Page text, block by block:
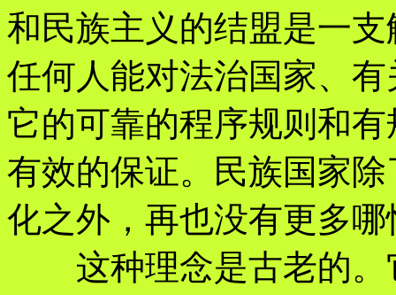
和民族主义的结盟是一
任何人能对法治国家、
它的可靠的程序规则和
有效的保证。民族国家
化之外，再也没有更多
这种理念是古老的。